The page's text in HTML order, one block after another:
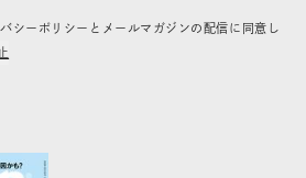
シーポリシーとメールマガジンの配信に同意し